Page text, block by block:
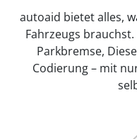
autoaid bietet alles,
Fahrzeugs
Parkbremse,
Codierung – mit